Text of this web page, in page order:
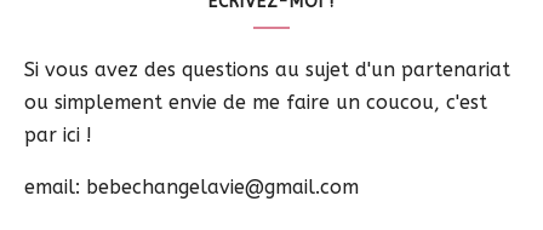
Si vous avez des questions au sujet d'un partenariat
ou simplement envie de me faire un coucou, c'est
par ici !
email: bebechangelavie@gmail.com